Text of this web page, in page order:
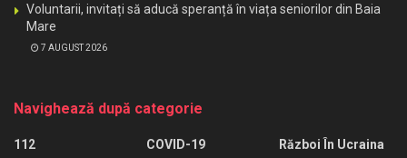
Voluntarii, invitați să aducă speranță în viața seniorilor din Baia
Mare
7 AUGUST 2026
Navighează după categorie
112
COVID-19
Război În Ucraina